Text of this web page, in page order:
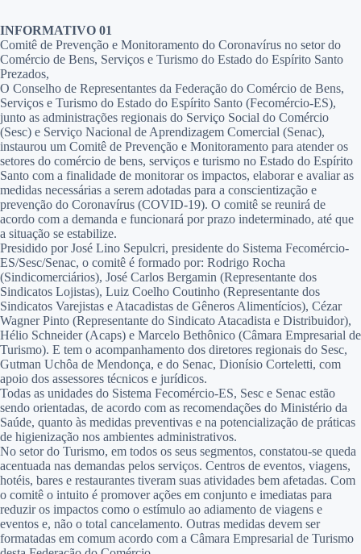
INFORMATIVO 01
Comitê de Prevenção e Monitoramento do Coronavírus no setor do
Comércio de Bens, Serviços e Turismo do Estado do Espírito Santo
Prezados,
O Conselho de Representantes da Federação do Comércio de Bens,
Serviços e Turismo do Estado do Espírito Santo (Fecomércio-ES),
junto as administrações regionais do Serviço Social do Comércio
(Sesc) e Serviço Nacional de Aprendizagem Comercial (Senac),
instaurou um Comitê de Prevenção e Monitoramento para atender os
setores do comércio de bens, serviços e turismo no Estado do Espírito
Santo com a finalidade de monitorar os impactos, elaborar e avaliar as
medidas necessárias a serem adotadas para a conscientização e
prevenção do Coronavírus (COVID-19). O comitê se reunirá de
acordo com a demanda e funcionará por prazo indeterminado, até que
a situação se estabilize.
Presidido por José Lino Sepulcri, presidente do Sistema Fecomércio-
ES/Sesc/Senac, o comitê é formado por: Rodrigo Rocha
(Sindicomerciários), José Carlos Bergamin (Representante dos
Sindicatos Lojistas), Luiz Coelho Coutinho (Representante dos
Sindicatos Varejistas e Atacadistas de Gêneros Alimentícios), Cézar
Wagner Pinto (Representante do Sindicato Atacadista e Distribuidor),
Hélio Schneider (Acaps) e Marcelo Bethônico (Câmara Empresarial de
Turismo). E tem o acompanhamento dos diretores regionais do Sesc,
Gutman Uchôa de Mendonça, e do Senac, Dionísio Corteletti, com
apoio dos assessores técnicos e jurídicos.
Todas as unidades do Sistema Fecomércio-ES, Sesc e Senac estão
sendo orientadas, de acordo com as recomendações do Ministério da
Saúde, quanto às medidas preventivas e na potencialização de práticas
de higienização nos ambientes administrativos.
No setor do Turismo, em todos os seus segmentos, constatou-se queda
acentuada nas demandas pelos serviços. Centros de eventos, viagens,
hotéis, bares e restaurantes tiveram suas atividades bem afetadas. Com
o comitê o intuito é promover ações em conjunto e imediatas para
reduzir os impactos como o estímulo ao adiamento de viagens e
eventos e, não o total cancelamento. Outras medidas devem ser
formatadas em comum acordo com a Câmara Empresarial de Turismo